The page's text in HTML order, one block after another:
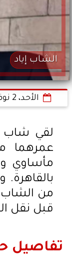
الشاب إياد
الأحد، 2 نوفمبر 2025
لقي شاب
عمرهما
مأساوي
من الشاب
قبل نقل
تفاصيل